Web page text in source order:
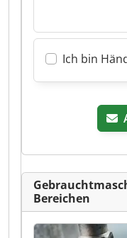
Ich bin
Bereichen